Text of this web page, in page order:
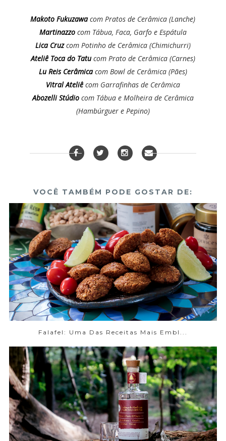
Makoto Fukuzawacom Pratos de Cerâmica (Lanche)
Martinazzocom Tábua, Faca, Garfo e Espátula
Lica Cruzcom Potinho de Cerâmica (Chimichurri)
Ateliê Toca do Tatucom Prato de Cerâmica (Carnes)
Lu Reis Cerâmicacom Bowl de Cerâmica (Pães)
Vitral Ateliêcom Garrafinhas de Cerâmica
Abozelli Stúdiocom Tábua e Molheira de Cerâmica
(Hambúrguer e Pepino)
VOCÊ TAMBÉM PODE GOSTAR DE:
Falafel: Uma Das Receitas Mais Embl...